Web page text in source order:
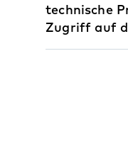
technische
Zugriff auf